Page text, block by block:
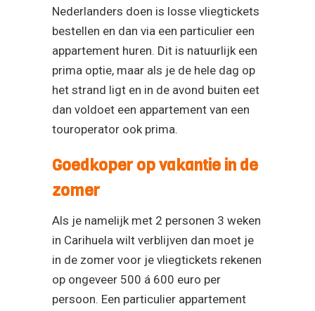
Nederlanders doen is losse vliegtickets
bestellen en dan via een particulier een
appartement huren. Dit is natuurlijk een
prima optie, maar als je de hele dag op
het strand ligt en in de avond buiten eet
dan voldoet een appartement van een
touroperator ook prima.
Goedkoper op vakantie in de
zomer
Als je namelijk met 2 personen 3 weken
in Carihuela wilt verblijven dan moet je
in de zomer voor je vliegtickets rekenen
op ongeveer 500 á 600 euro per
persoon. Een particulier appartement